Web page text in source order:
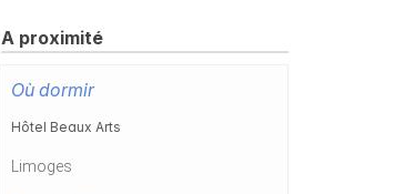
A proximité
Où dormir
Hôtel Beaux Arts
Limoges